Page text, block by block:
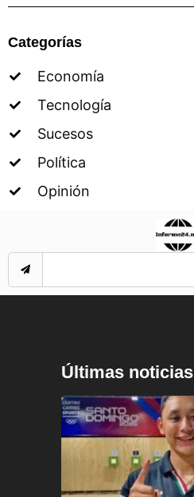
Categorías
Economía
Tecnología
Sucesos
Política
Opinión
Últimas noticias